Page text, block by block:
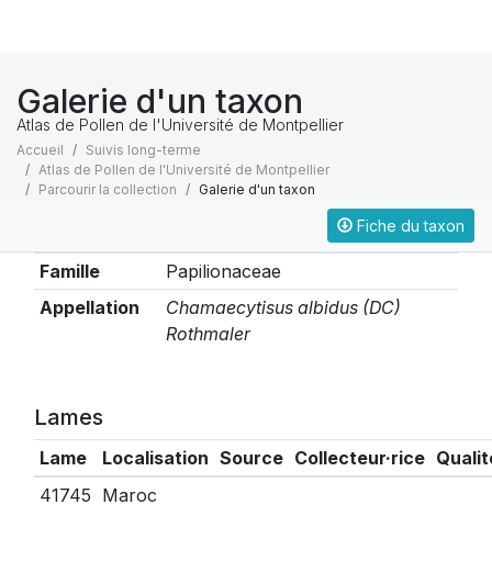
Galerie d'un taxon
Atlas de Pollen de l'Université de Montpellier
Accueil
Suivis long-terme
Atlas de Pollen de l'Université de Montpellier
Parcourir la collection
Galerie d'un taxon
Fiche du taxon
Famille
Papilionaceae
Appellation
Chamaecytisus albidus (DC)
Rothmaler
Lames
Lame Localisation Source Collecteur·rice
41745 Maroc